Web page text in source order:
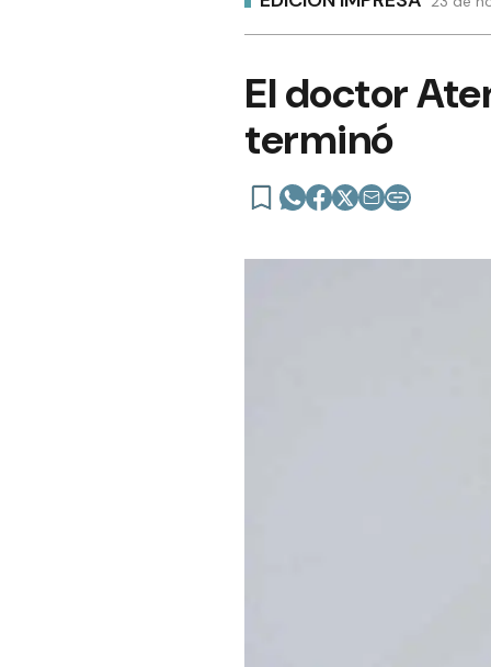
El doctor
terminó